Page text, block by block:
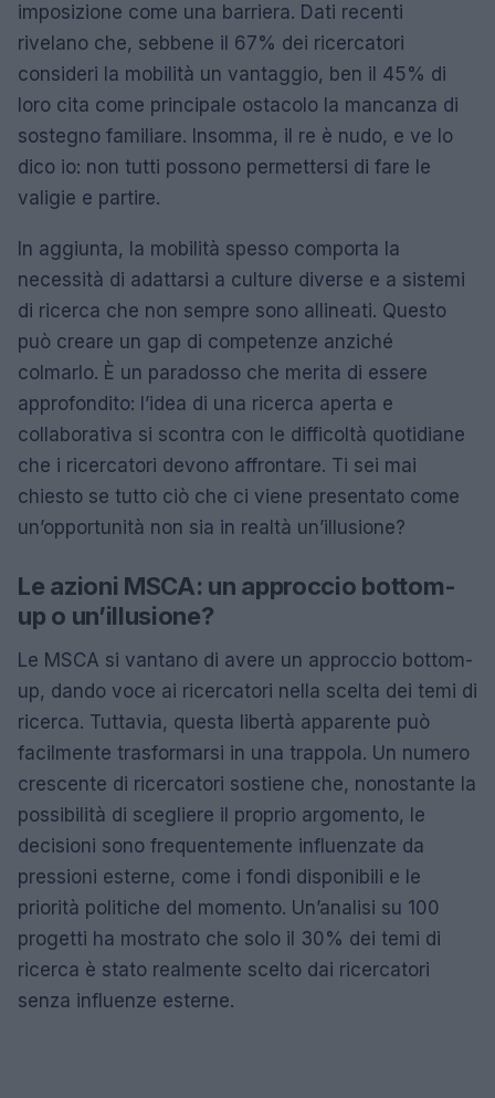
imposizione come una barriera. Dati recenti
rivelano che, sebbene il 67% dei ricercatori
consideri la mobilità un vantaggio, ben il 45% di
loro cita come principale ostacolo la mancanza di
sostegno familiare. Insomma, il re è nudo, e ve lo
dico io: non tutti possono permettersi di fare le
valigie e partire.
In aggiunta, la mobilità spesso comporta la
necessità di adattarsi a culture diverse e a sistemi
di ricerca che non sempre sono allineati. Questo
può creare un gap di competenze anziché
colmarlo. È un paradosso che merita di essere
approfondito: l’idea di una ricerca aperta e
collaborativa si scontra con le difficoltà quotidiane
che i ricercatori devono affrontare. Ti sei mai
chiesto se tutto ciò che ci viene presentato come
un’opportunità non sia in realtà un’illusione?
Le azioni MSCA: un approccio bottom-
up o un’illusione?
Le MSCA si vantano di avere un approccio bottom-
up, dando voce ai ricercatori nella scelta dei temi di
ricerca. Tuttavia, questa libertà apparente può
facilmente trasformarsi in una trappola. Un numero
crescente di ricercatori sostiene che, nonostante la
possibilità di scegliere il proprio argomento, le
decisioni sono frequentemente influenzate da
pressioni esterne, come i fondi disponibili e le
priorità politiche del momento. Un’analisi su 100
progetti ha mostrato che solo il 30% dei temi di
ricerca è stato realmente scelto dai ricercatori
senza influenze esterne.